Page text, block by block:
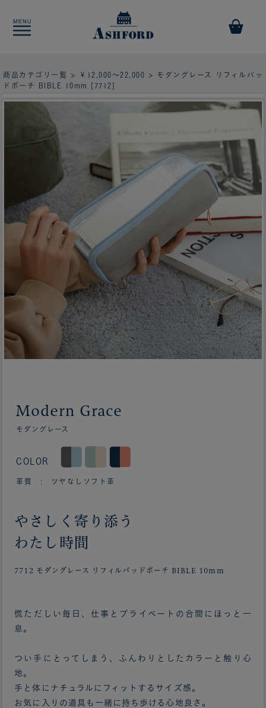
商品カテゴリ一覧 > ￥12,000～22,000 > モダングレース リフィルパッ
ドポーチ BIBLE 10mm [7712]
Modern Grace
モダングレース
COLOR
革質 : ツヤなしソフト革
やさしく寄り添う
わたし時間
7712 モダングレース リフィルパッドポーチ BIBLE 10mm
慌ただしい毎日、仕事とプライベートの合間にほっと一
息。
つい手にとってしまう、ふんわりとしたカラーと触り心
地。
手と体にナチュラルにフィットするサイズ感。
お気に入りの道具も一緒に持ち歩ける心地良さ。